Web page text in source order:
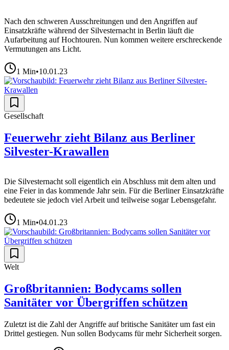
Nach den schweren Ausschreitungen und den Angriffen auf
Einsatzkräfte während der Silvesternacht in Berlin läuft die
Aufarbeitung auf Hochtouren. Nun kommen weitere erschreckende
Vermutungen ans Licht.
1 Min•10.01.23
Gesellschaft
Feuerwehr zieht Bilanz aus Berliner
Silvester-Krawallen
Die Silvesternacht soll eigentlich ein Abschluss mit dem alten und
eine Feier in das kommende Jahr sein. Für die Berliner Einsatzkräfte
bedeutete sie jedoch viel Arbeit und teilweise sogar Lebensgefahr.
1 Min•04.01.23
Welt
Großbritannien: Bodycams sollen
Sanitäter vor Übergriffen schützen
Zuletzt ist die Zahl der Angriffe auf britische Sanitäter um fast ein
Drittel gestiegen. Nun sollen Bodycams für mehr Sicherheit sorgen.